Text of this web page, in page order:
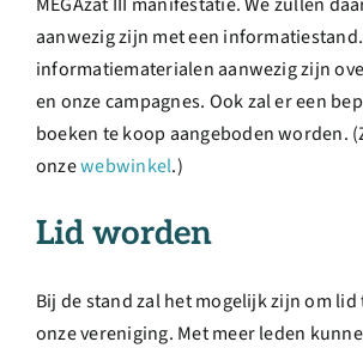
aanwezig zijn met een
informatiematerialen aanwezig zijn
en onze campagnes. Ook zal er een
boeken te koop aangeboden worden.
onzewebwinkel.)
Lid worden
Bij de stand zal het mogelijk zijn om
onze vereniging. Met meer leden